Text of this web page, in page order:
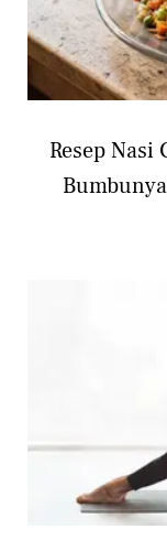
Resep Nasi